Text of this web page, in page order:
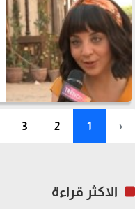
‹
1
2
3
الاكثر قراءة